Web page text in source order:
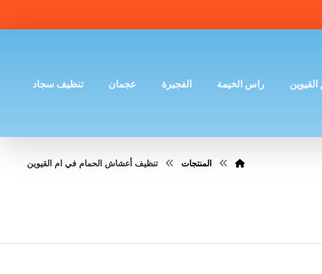
القيوين راس الخيمة الفجيرة عجمان تنظيف سجاد
المنتجات تنظيف أعشاش الحمام في ام القيوين